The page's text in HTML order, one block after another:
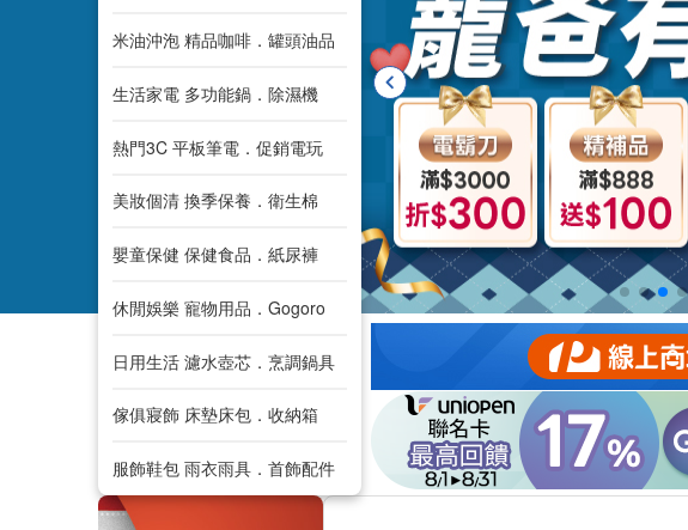
米油沖泡 精品咖啡．罐頭油品
生活家電 多功能鍋．除濕機
熱門3C 平板筆電．促銷電玩
美妝個清 換季保養．衛生棉
嬰童保健 保健食品．紙尿褲
休閒娛樂 寵物用品．Gogoro
日用生活 濾水壺芯．烹調鍋具
傢俱寢飾 床墊床包．收納箱
服飾鞋包 雨衣雨具．首飾配件